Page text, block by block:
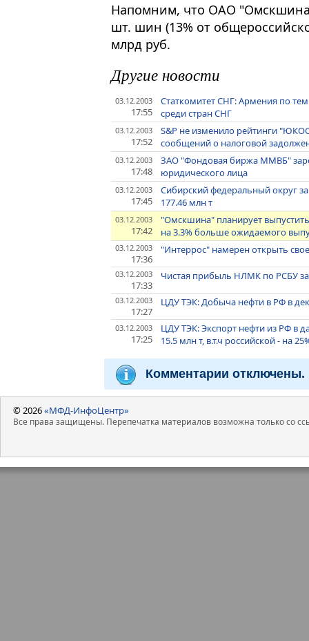
Напомним, что ОАО
шт. шин (13% от
млрд руб.
Другие новости
03.12.2003
17:55
Статкомитет СНГ: Армения по
среди стран СНГ
03.12.2003
17:52
S&P не изменило рейтинги
сообщений о налоговой
03.12.2003
17:48
ЗАО "Фондовая биржа ММВБ"
юридического лица
03.12.2003
17:45
Сибирский федеральный округ
177.46 млн т
03.12.2003
17:42
"Омскшина" планирует
на 3.3% больше ожидаемого
03.12.2003
17:36
"Интеррос" намерен открыть
03.12.2003
17:33
Чистая прибыль НЛМК по РСБУ за
03.12.2003
17:27
ЦДУ ТЭК: Добыча нефти в РФ в
03.12.2003
17:25
ЦДУ ТЭК: Экспорт нефти из РФ в
15.5 млн т, в.т.ч российской - на
Комментарии отключены.
© 2026«МФД-ИнфоЦентр»
Все права защищены. Перепечатка материалов возможна только со